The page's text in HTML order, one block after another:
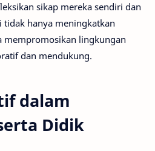
sikap mereka sendiri dan
tidak hanya meningkatkan
mempromosikan lingkungan
dan mendukung.
dalam
Didik